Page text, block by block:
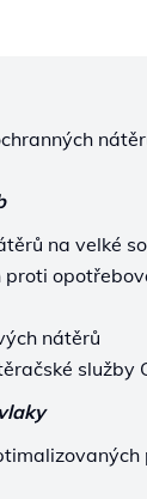
na velké
nátěrů
služby